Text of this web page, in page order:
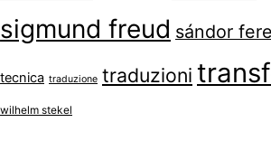
sigmund freud sándor
tecnica traduzione traduzioni
wilhelm stekel